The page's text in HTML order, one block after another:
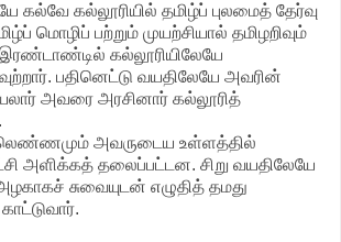
கல்வே கல்லூரியில் தமிழ்ப் புலமைத் தேர்வு
மொழிப் பற்றும் முயற்சியால் தமிழறிவும்
கல்லூரியிலேயே
பதினெட்டு வயதிலேயே அவரின்
அவரை அரசினார் கல்லூரித்
அவருடைய உள்ளத்தில்
அளிக்கத் தலைப்பட்டன. சிறு வயதிலேயே
சுவையுடன் எழுதித் தமது